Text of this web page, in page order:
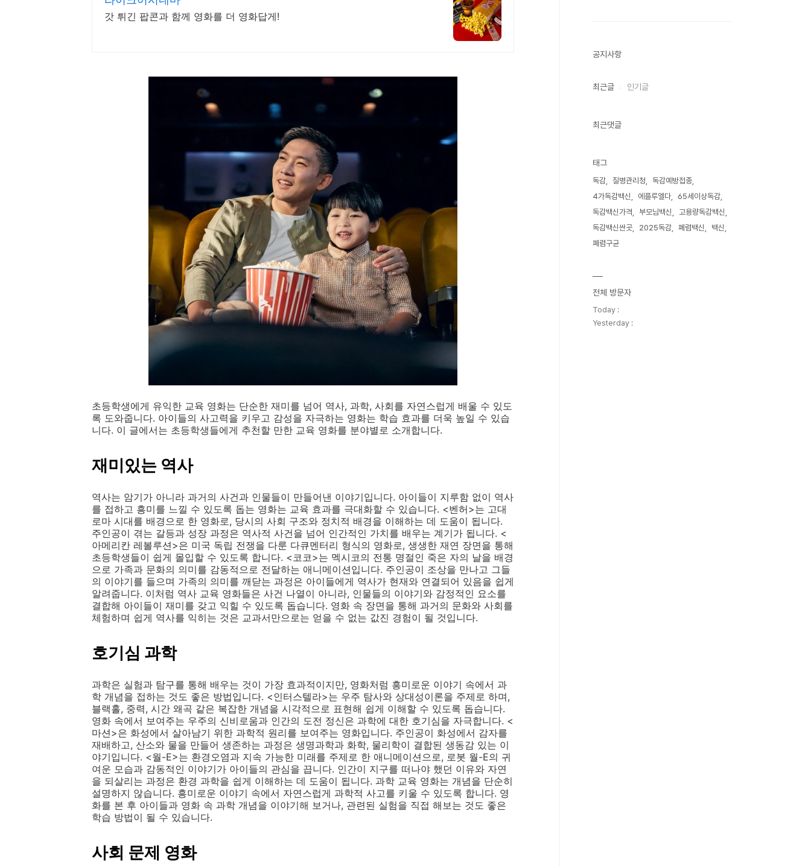
갓 튀긴 팝콘과 함께 영화를 더 영화답게!
초등학생에게 유익한 교육 영화는 단순한 재미를 넘어 역사, 과학, 사회를 자연스럽게 배울 수 있도
록 도와줍니다. 아이들의 사고력을 키우고 감성을 자극하는 영화는 학습 효과를 더욱 높일 수 있습
니다. 이 글에서는 초등학생들에게 추천할 만한 교육 영화를 분야별로 소개합니다.
재미있는 역사
역사는 암기가 아니라 과거의 사건과 인물들이 만들어낸 이야기입니다. 아이들이 지루함 없이 역사
를 접하고 흥미를 느낄 수 있도록 돕는 영화는 교육 효과를 극대화할 수 있습니다. <벤허>는 고대
로마 시대를 배경으로 한 영화로, 당시의 사회 구조와 정치적 배경을 이해하는 데 도움이 됩니다.
주인공이 겪는 갈등과 성장 과정은 역사적 사건을 넘어 인간적인 가치를 배우는 계기가 됩니다. <
아메리칸 레볼루션>은 미국 독립 전쟁을 다룬 다큐멘터리 형식의 영화로, 생생한 재연 장면을 통해
초등학생들이 쉽게 몰입할 수 있도록 합니다. <코코>는 멕시코의 전통 명절인 죽은 자의 날을 배경
으로 가족과 문화의 의미를 감동적으로 전달하는 애니메이션입니다. 주인공이 조상을 만나고 그들
의 이야기를 들으며 가족의 의미를 깨닫는 과정은 아이들에게 역사가 현재와 연결되어 있음을 쉽게
알려줍니다. 이처럼 역사 교육 영화들은 사건 나열이 아니라, 인물들의 이야기와 감정적인 요소를
결합해 아이들이 재미를 갖고 익힐 수 있도록 돕습니다. 영화 속 장면을 통해 과거의 문화와 사회를
체험하며 쉽게 역사를 익히는 것은 교과서만으로는 얻을 수 없는 값진 경험이 될 것입니다.
호기심 과학
과학은 실험과 탐구를 통해 배우는 것이 가장 효과적이지만, 영화처럼 흥미로운 이야기 속에서 과
학 개념을 접하는 것도 좋은 방법입니다. <인터스텔라>는 우주 탐사와 상대성이론을 주제로 하며,
블랙홀, 중력, 시간 왜곡 같은 복잡한 개념을 시각적으로 표현해 쉽게 이해할 수 있도록 돕습니다.
영화 속에서 보여주는 우주의 신비로움과 인간의 도전 정신은 과학에 대한 호기심을 자극합니다. <
마션>은 화성에서 살아남기 위한 과학적 원리를 보여주는 영화입니다. 주인공이 화성에서 감자를
재배하고, 산소와 물을 만들어 생존하는 과정은 생명과학과 화학, 물리학이 결합된 생동감 있는 이
야기입니다. <월-E>는 환경오염과 지속 가능한 미래를 주제로 한 애니메이션으로, 로봇 월-E의 귀
여운 모습과 감동적인 이야기가 아이들의 관심을 끕니다. 인간이 지구를 떠나야 했던 이유와 자연
을 되살리는 과정은 환경 과학을 쉽게 이해하는 데 도움이 됩니다. 과학 교육 영화는 개념을 단순히
설명하지 않습니다. 흥미로운 이야기 속에서 자연스럽게 과학적 사고를 키울 수 있도록 합니다. 영
화를 본 후 아이들과 영화 속 과학 개념을 이야기해 보거나, 관련된 실험을 직접 해보는 것도 좋은
학습 방법이 될 수 있습니다.
사회 문제 영화
공지사항
최근글 인기글
최근댓글
태그
독감 질병관리청
독감예방접종
4가독감백신
에플루엘다
65세이상독감
독감백신가격
부모님백신
고용량독감백신
독감백신싼곳
2025독감 폐렴백신
백신
폐렴구균
전체 방문자
Today :
Yesterday :